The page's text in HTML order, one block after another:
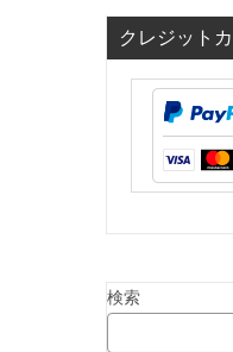
クレジット
検索